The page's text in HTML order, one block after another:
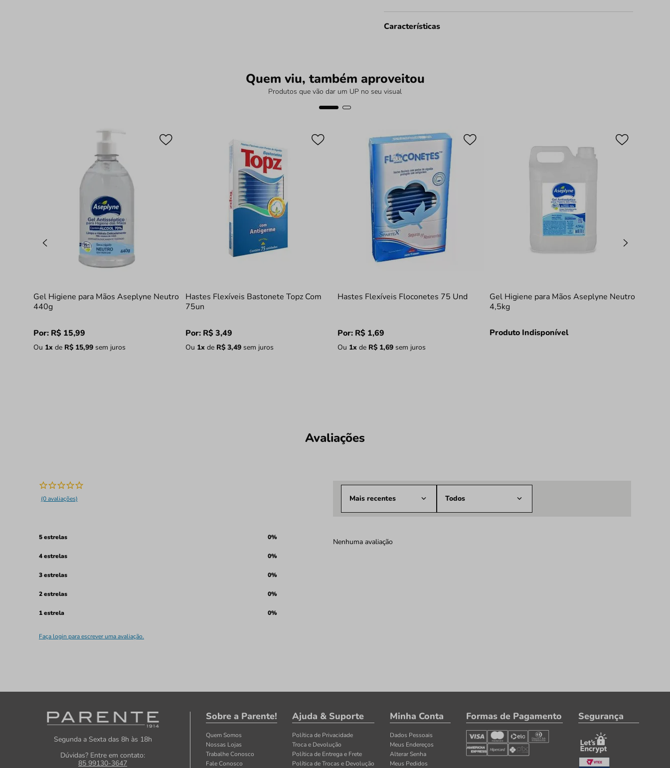
Características
Quem viu, também aproveitou
Produtos que vão dar um UP no seu visual
Gel Higiene para Mãos Aseplyne Neutro
440g
Por: R$ 15,99
Ou 1x de R$ 15,99 sem juros
Hastes Flexíveis Bastonete Topz Com
75un
Por: R$ 3,49
Ou 1x de R$ 3,49 sem juros
Hastes Flexíveis Floconetes 75 Und
Por: R$ 1,69
Ou 1x de R$ 1,69 sem juros
Gel Higiene para Mãos Aseplyne Neutro
4,5kg
Produto Indisponível
Avaliações
(0 avaliações)
5 estrelas 0%
4 estrelas 0%
3 estrelas 0%
2 estrelas 0%
1 estrela 0%
Faça login para escrever uma avaliação.
Mais recentes Todos
Nenhuma avaliação
Segunda a Sexta das 8h às 18h
Dúvidas? Entre em contato:
85 99130-3647
Sobre a Parente!
Quem Somos
Nossas Lojas
Trabalhe Conosco
Fale Conosco
Ajuda & Suporte
Política de Privacidade
Troca e Devolução
Política de Entrega e Frete
Política de Trocas e Devolução
Minha Conta
Dados Pessoais
Meus Endereços
Alterar Senha
Meus Pedidos
Formas de Pagamento Segurança